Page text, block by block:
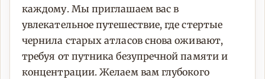
каждому. Мы приглашаем вас в
увлекательное путешествие, где стертые
чернила старых атласов снова оживают,
требуя от путника безупречной памяти и
концентрации. Желаем вам глубокого